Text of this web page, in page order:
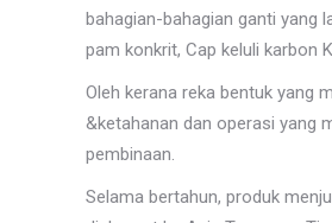
bahagian-bahagian ganti yang
pam konkrit, Cap keluli karbon
Oleh kerana reka bentuk yang
&ketahanan dan operasi yang
pembinaan.
Selama bertahun, produk